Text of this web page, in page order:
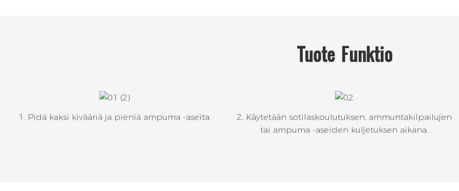
Tuote Funktio
1. Pidä kaksi kivääriä ja pieniä ampuma -aseita.
2. Käytetään sotilaskoulutuksen, ammuntakilpailujen
tai ampuma -aseiden kuljetuksen aikana.